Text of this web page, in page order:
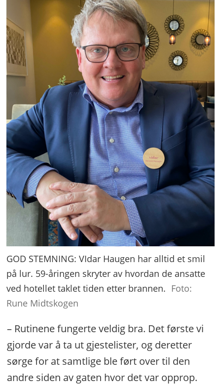
GOD STEMNING: VIdar Haugen har alltid et smil
på lur. 59-åringen skryter av hvordan de ansatte
ved hotellet taklet tiden etter brannen. Foto:
Rune Midtskogen
– Rutinene fungerte veldig bra. Det første vi
gjorde var å ta ut gjestelister, og deretter
sørge for at samtlige ble ført over til den
andre siden av gaten hvor det var opprop.